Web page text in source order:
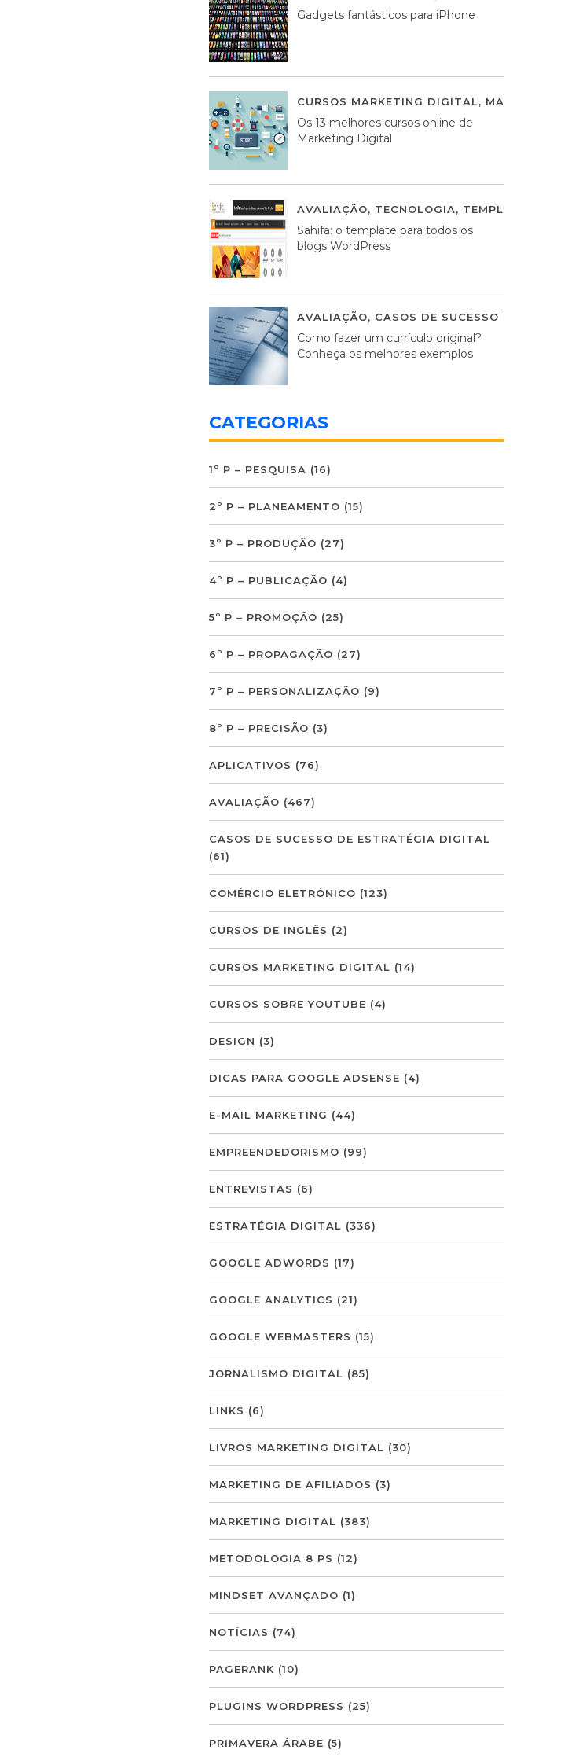
Gadgets fantásticos para iPhone
CURSOS MARKETING DIGITAL,
Os 13 melhores cursos online de
Marketing Digital
AVALIAÇÃO, TECNOLOGIA, TEMPLATES
Sahifa: o template para todos os
blogs WordPress
AVALIAÇÃO, CASOS DE SUCESSO DE
Como fazer um currículo original?
Conheça os melhores exemplos
CATEGORIAS
1º P – PESQUISA (16)
2º P – PLANEAMENTO (15)
3º P – PRODUÇÃO (27)
4º P – PUBLICAÇÃO (4)
5º P – PROMOÇÃO (25)
6º P – PROPAGAÇÃO (27)
7º P – PERSONALIZAÇÃO (9)
8º P – PRECISÃO (3)
APLICATIVOS (76)
AVALIAÇÃO (467)
CASOS DE SUCESSO DE ESTRATÉGIA DIGITAL
(61)
COMÉRCIO ELETRÓNICO (123)
CURSOS DE INGLÊS (2)
CURSOS MARKETING DIGITAL (14)
CURSOS SOBRE YOUTUBE (4)
DESIGN (3)
DICAS PARA GOOGLE ADSENSE (4)
E-MAIL MARKETING (44)
EMPREENDEDORISMO (99)
ENTREVISTAS (6)
ESTRATÉGIA DIGITAL (336)
GOOGLE ADWORDS (17)
GOOGLE ANALYTICS (21)
GOOGLE WEBMASTERS (15)
JORNALISMO DIGITAL (85)
LINKS (6)
LIVROS MARKETING DIGITAL (30)
MARKETING DE AFILIADOS (3)
MARKETING DIGITAL (383)
METODOLOGIA 8 PS (12)
MINDSET AVANÇADO (1)
NOTÍCIAS (74)
PAGERANK (10)
PLUGINS WORDPRESS (25)
PRIMAVERA ÁRABE (5)